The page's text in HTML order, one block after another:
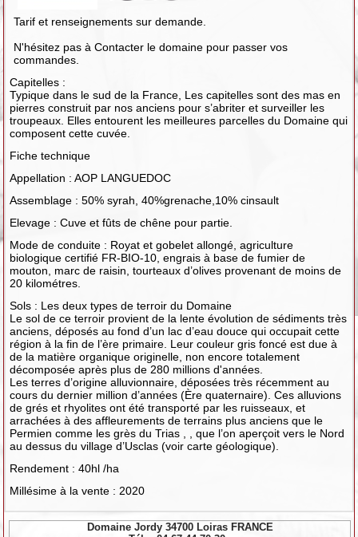
Tarif et renseignements sur demande.
N'hésitez pas à Contacter le domaine pour passer vos
commandes.
Capitelles :
Typique dans le sud de la France, Les capitelles sont des mas en
pierres construit par nos anciens pour s’abriter et surveiller les
troupeaux. Elles entourent les meilleures parcelles du Domaine qui
composent cette cuvée.
Fiche technique
Appellation : AOP LANGUEDOC
Assemblage : 50% syrah, 40%grenache,10% cinsault
Elevage : Cuve et fûts de chêne pour partie.
Mode de conduite : Royat et gobelet allongé, agriculture
biologique certifié FR-BIO-10, engrais à base de fumier de
mouton, marc de raisin, tourteaux d’olives provenant de moins de
20 kilométres.
Sols : Les deux types de terroir du Domaine
Le sol de ce terroir provient de la lente évolution de sédiments très
anciens, déposés au fond d’un lac d’eau douce qui occupait cette
région à la fin de l’ère primaire. Leur couleur gris foncé est due à
de la matière organique originelle, non encore totalement
décomposée après plus de 280 millions d'années.
Les terres d’origine alluvionnaire, déposées très récemment au
cours du dernier million d’années (Ère quaternaire). Ces alluvions
de grés et rhyolites ont été transporté par les ruisseaux, et
arrachées à des affleurements de terrains plus anciens que le
Permien comme les grès du Trias , , que l’on aperçoit vers le Nord
au dessus du village d’Usclas (voir carte géologique).
Rendement : 40hl /ha
Millésime à la vente : 2020
Domaine Jordy 34700 Loiras FRANCE